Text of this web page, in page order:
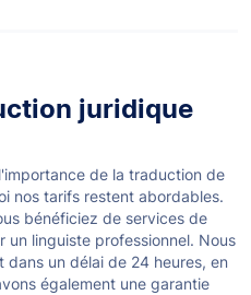
juridique
de la traduction de
nos tarifs restent abordables.
bénéficiez de services de
linguiste professionnel. Nous
un délai de 24 heures, en
également une garantie